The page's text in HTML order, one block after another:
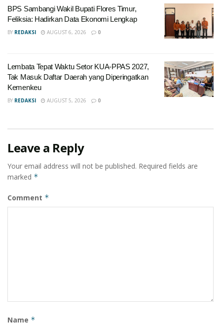
BPS Sambangi Wakil Bupati Flores Timur,
Feliksia: Hadirkan Data Ekonomi Lengkap
BY REDAKSI AUGUST 6, 2026 0
Lembata Tepat Waktu Setor KUA-PPAS 2027,
Tak Masuk Daftar Daerah yang Diperingatkan
Kemenkeu
BY REDAKSI AUGUST 5, 2026 0
Leave a Reply
Your email address will not be published. Required fields are
marked *
Comment *
Name *